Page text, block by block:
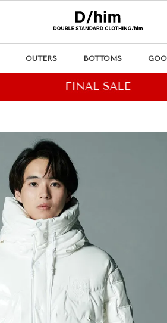
OUTERS BOTTOMS